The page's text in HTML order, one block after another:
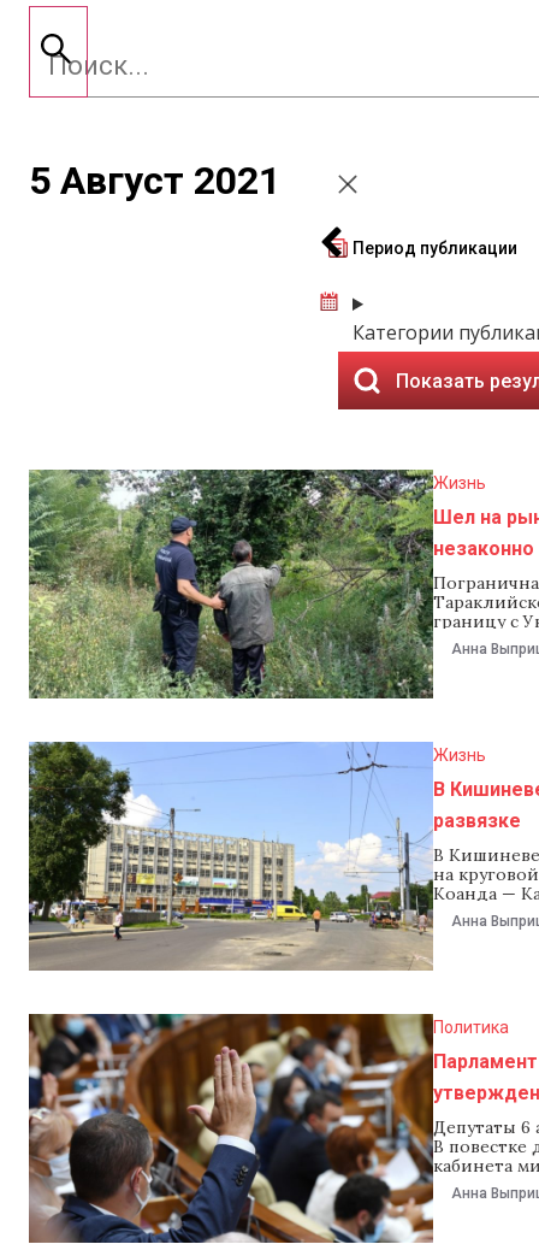
5 Август 2021
Период публикации
Категории
Показать
Жизнь
Шел на
незаконно
границу с
добраться
службе
Анна
Жизнь
В
развязке
В Кишиневе
на
Коанда —
столицы,
ремонтом
Анна
Политика
Депутаты 6
В повестке
кабинета
Наталья
кабмина и
Анна